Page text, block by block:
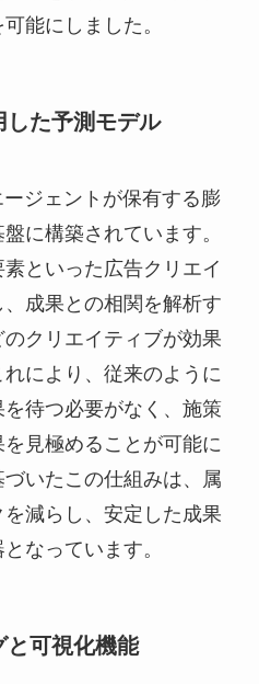
能にしました。
した予測モデル
ジェントが保有する膨
に構築されています。
といった広告クリエイ
成果との相関を解析す
クリエイティブが効果
により、従来のように
待つ必要がなく、施策
見極めることが可能に
いたこの仕組みは、属
減らし、安定した成果
なっています。
と可視化機能